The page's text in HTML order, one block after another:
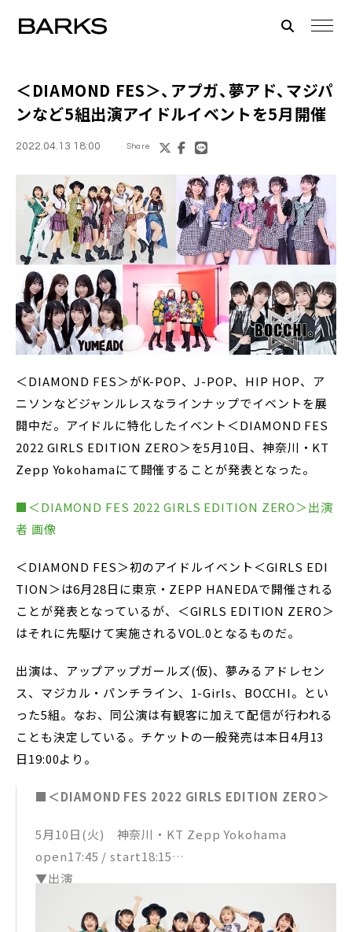
＜DIAMOND FES＞、アプガ、夢アド、マジパ
ンなど5組出演アイドルイベントを5月開催
2022.04.13 18:00 Share
＜DIAMOND FES＞がK-POP、J-POP、HIP HOP、ア
ニソンなどジャンルレスなラインナップでイベントを展
開中だ。アイドルに特化したイベント＜DIAMOND FES
2022 GIRLS EDITION ZERO＞を5月10日、神奈川・KT
Zepp Yokohamaにて開催することが発表となった。
■＜DIAMOND FES 2022 GIRLS EDITION ZERO＞出演
者 画像
＜DIAMOND FES＞初のアイドルイベント＜GIRLS EDI
TION＞は6月28日に東京・ZEPP HANEDAで開催される
ことが発表となっているが、＜GIRLS EDITION ZERO＞
はそれに先駆けて実施されるVOL.0となるものだ。
出演は、アップアップガールズ(仮)、夢みるアドレセン
ス、マジカル・パンチライン、1-Girls、BOCCHI。とい
った5組。なお、同公演は有観客に加えて配信が行われる
ことも決定している。チケットの一般発売は本日4月13
日19:00より。
■＜DIAMOND FES 2022 GIRLS EDITION ZERO＞
5月10日(火) 神奈川・KT Zepp Yokohama
open17:45 / start18:15
▼出演
アップアップガールズ(仮) / 夢みるアドレセンス / マ
ジカル・パンチライン / 1-Girls / BOCCHI。